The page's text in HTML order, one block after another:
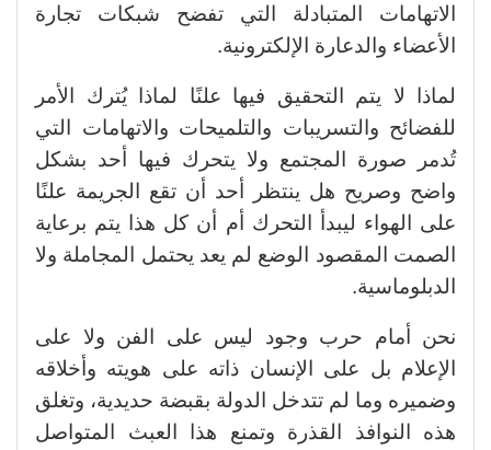
الاتهامات المتبادلة التي تفضح شبكات تجارة
الأعضاء والدعارة الإلكترونية.
لماذا لا يتم التحقيق فيها علنًا لماذا يُترك الأمر
للفضائح والتسريبات والتلميحات والاتهامات التي
تُدمر صورة المجتمع ولا يتحرك فيها أحد بشكل
واضح وصريح هل ينتظر أحد أن تقع الجريمة علنًا
على الهواء ليبدأ التحرك أم أن كل هذا يتم برعاية
الصمت المقصود الوضع لم يعد يحتمل المجاملة ولا
الدبلوماسية.
نحن أمام حرب وجود ليس على الفن ولا على
الإعلام بل على الإنسان ذاته على هويته وأخلاقه
وضميره وما لم تتدخل الدولة بقبضة حديدية، وتغلق
هذه النوافذ القذرة وتمنع هذا العبث المتواصل